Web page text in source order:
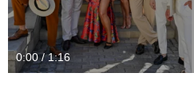
0:00 / 1:16